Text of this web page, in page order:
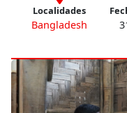
Localidades
Bangladesh